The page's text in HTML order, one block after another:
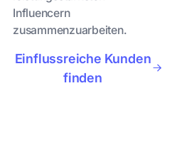
Influencern
zusammenzuarbeiten.
Einflussreiche Kunden
finden